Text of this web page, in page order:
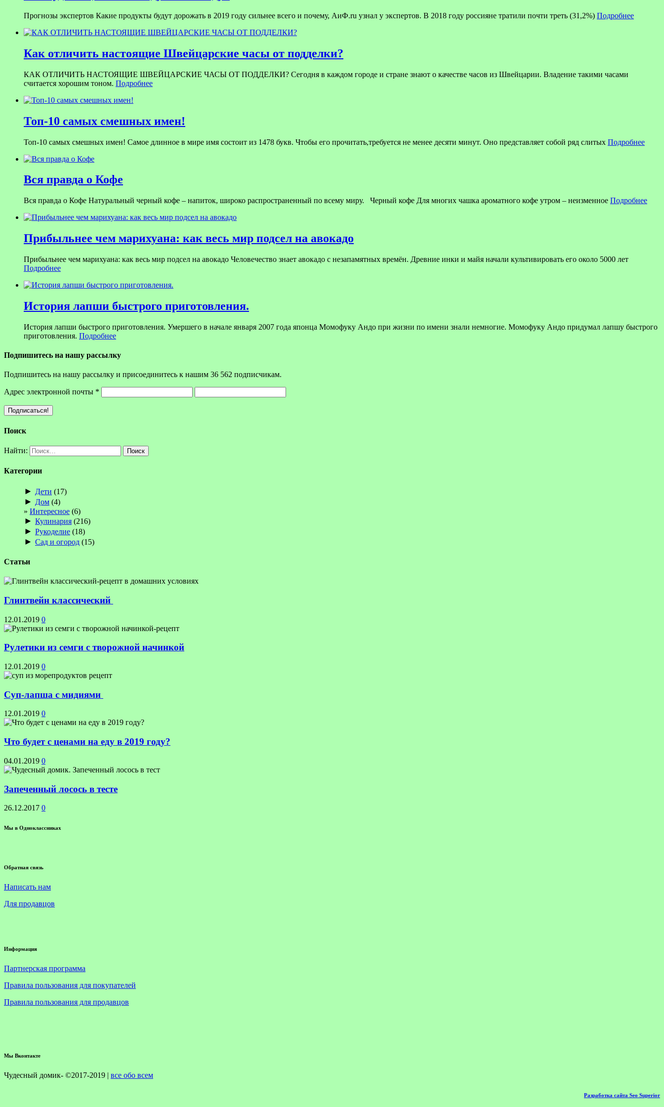
Прогнозы экспертов Какие продукты будут дорожать в 2019 году сильнее всего и почему, АиФ.ru узнал у экспертов. В 2018 году россияне тратили почти треть (31,2%) Подробнее
Как отличить настоящие Швейцарские часы от подделки?
КАК ОТЛИЧИТЬ НАСТОЯЩИЕ ШВЕЙЦАРСКИЕ ЧАСЫ ОТ ПОДДЕЛКИ? Сегодня в каждом городе и стране знают о качестве часов из Швейцарии. Владение такими часами
считается хорошим тоном. Подробнее
Топ-10 самых смешных имен!
Топ-10 самых смешных имен! Самое длинное в мире имя состоит из 1478 букв. Чтобы его прочитать,требуется не менее десяти минут. Оно представляет собой ряд слитых Подробнее
Вся правда о Кофе
Вся правда о Кофе Натуральный черный кофе – напиток, широко распространенный по всему миру. Черный кофе Для многих чашка ароматного кофе утром – неизменное Подробнее
Прибыльнее чем марихуана: как весь мир подсел на авокадо
Прибыльнее чем марихуана: как весь мир подсел на авокадо Человечество знает авокадо с незапамятных времён. Древние инки и майя начали культивировать его около 5000 лет
Подробнее
История лапши быстрого приготовления.
История лапши быстрого приготовления. Умершего в начале января 2007 года японца Момофуку Андо при жизни по имени знали немногие. Момофуку Андо придумал лапшу быстрого
приготовления. Подробнее
Подпишитесь на нашу рассылку
Подпишитесь на нашу рассылку и присоединитесь к нашим 36 562 подписчикам.
Адрес электронной почты *
Поиск
Найти:
Категории
► Дети (17)
► Дом (4)
Интересное (6)
► Кулинария (216)
► Рукоделие (18)
► Сад и огород (15)
Статьи
Глинтвейн классический
12.01.2019 0
Рулетики из семги с творожной начинкой
12.01.2019 0
Суп-лапша с мидиями
12.01.2019 0
Что будет с ценами на еду в 2019 году?
04.01.2019 0
Запеченный лосось в тесте
26.12.2017 0
Мы в Одноклассниках
Обратная связь
Написать нам
Для продавцов
Информация
Партнерская программа
Правила пользования для покупателей
Правила пользования для продавцов
Мы Вконтакте
Чудесный домик- ©2017-2019 | все обо всем
Разработка сайта Seo Superior